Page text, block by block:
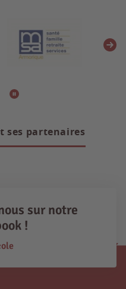
ses partenaires
sur notre
!